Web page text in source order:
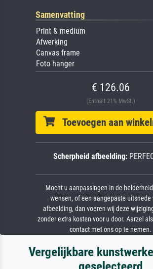
Samenvatting
Print & medium
Afwerking
Canvas frame
Foto hanger
€ 126.06
(Enthält 21% MwSt.)
Toevoegen aan
Scherpheid afbeelding:
Mocht u aanpassingen in de
wensen, of een aangepaste uitsnede
afbeelding, dan voeren wij deze
zonder extra kosten voor u door. Aarzel
contact met ons op te nemen.
Vergelijkbare